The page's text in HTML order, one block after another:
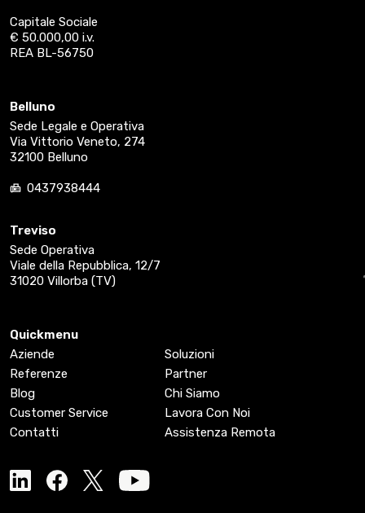
Capitale Sociale
€ 50.000,00 i.v.
REA BL-56750
Belluno
Sede Legale e Operativa
Via Vittorio Veneto, 274
32100 Belluno
0437938444
Treviso
Sede Operativa
Viale della Repubblica, 12/7
31020 Villorba (TV)
Quickmenu
Aziende
Soluzioni
Referenze
Partner
Blog
Chi Siamo
Customer Service
Lavora Con Noi
Contatti
Assistenza Remota